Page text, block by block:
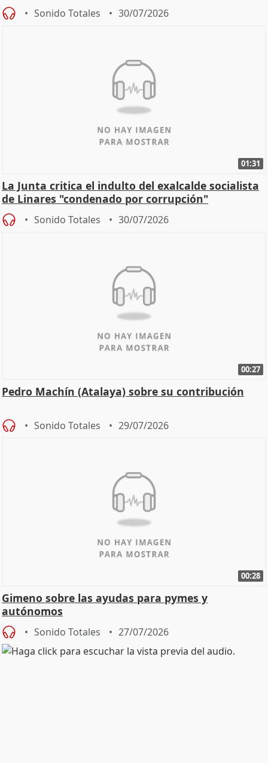
Sonido Totales 30/07/2026
01:31
La Junta critica el indulto del exalcalde socialista
de Linares "condenado por corrupción"
Sonido Totales 30/07/2026
00:27
Pedro Machín (Atalaya) sobre su contribución
Sonido Totales 29/07/2026
00:28
Gimeno sobre las ayudas para pymes y
autónomos
Sonido Totales 27/07/2026